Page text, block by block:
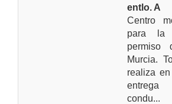
entlo. A
Centro
para la
permiso
Murcia.
realiza
condu...